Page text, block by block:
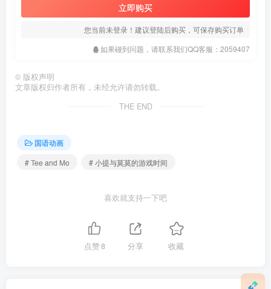
立即购买
您当前未登录！建议登陆后购买，可保存购买订单
如果碰到问题，请联系我们QQ客服：2059407
© 版权声明
文章版权归作者所有，未经允许请勿转载。
THE END
国语动画
# Tee and Mo
# 小提与莫莫的游戏时间
喜欢就支持一下吧
点赞8 分享 收藏